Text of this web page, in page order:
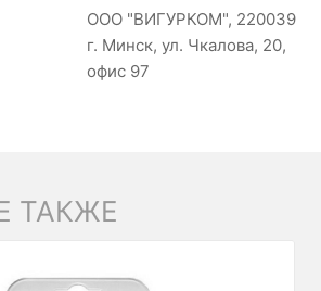
ООО "ВИГУРКОМ", 220039
г. Минск, ул. Чкалова, 20,
офис 97
ТАКЖЕ